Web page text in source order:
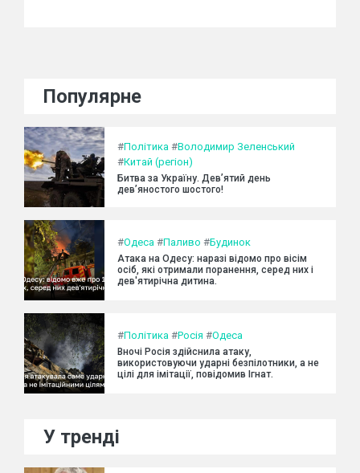
Популярне
#Політика #Володимир Зеленський
#Китай (регіон)
Битва за Україну. Дев’ятий день
дев’яностого шостого!
#Одеса #Паливо #Будинок
Атака на Одесу: наразі відомо про вісім
осіб, які отримали поранення, серед них і
дев'ятирічна дитина.
#Політика #Росія #Одеса
Вночі Росія здійснила атаку,
використовуючи ударні безпілотники, а не
цілі для імітації, повідомив Ігнат.
У тренді